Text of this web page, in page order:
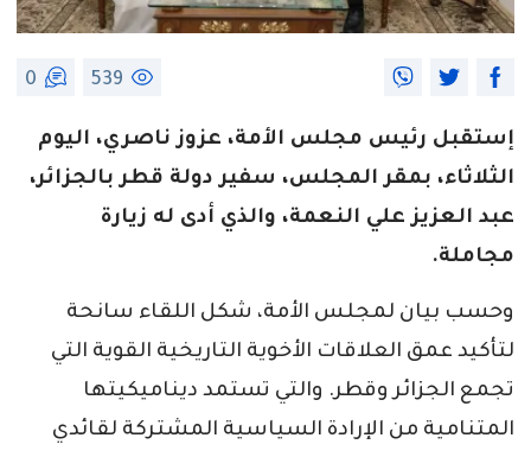
539
0
إستقبل رئيس مجلس الأمة، عزوز ناصري، اليوم
الثلاثاء، بمقر المجلس، سفير دولة قطر بالجزائر،
عبد العزيز علي النعمة، والذي أدى له زيارة
مجاملة.
وحسب بيان لمجلس الأمة، شكل اللقاء سانحة
لتأكيد عمق العلاقات الأخوية التاريخية القوية التي
تجمع الجزائر وقطر. والتي تستمد ديناميكيتها
المتنامية من الإرادة السياسية المشتركة لقائدي